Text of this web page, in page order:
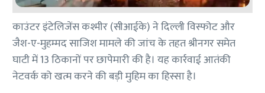
काउंटर इंटेलिजेंस कश्मीर (सीआईके) ने दिल्ली विस्फोट और
जैश-ए-मुहम्मद साजिश मामले की जांच के तहत श्रीनगर समेत
घाटी में 13 ठिकानों पर छापेमारी की है। यह कार्रवाई आतंकी
नेटवर्क को खत्म करने की बड़ी मुहिम का हिस्सा है।